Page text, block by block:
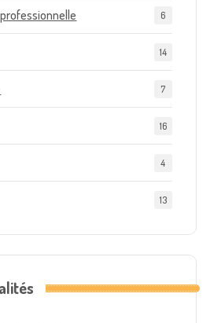
6
14
7
16
4
13